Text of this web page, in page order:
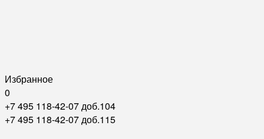
Избранное
0
+7 495 118-42-07 доб.104
+7 495 118-42-07 доб.115